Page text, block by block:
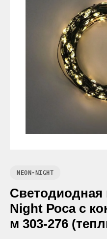
NEON-NIGHT
Светодиодная
Night Роса с
м 303-276